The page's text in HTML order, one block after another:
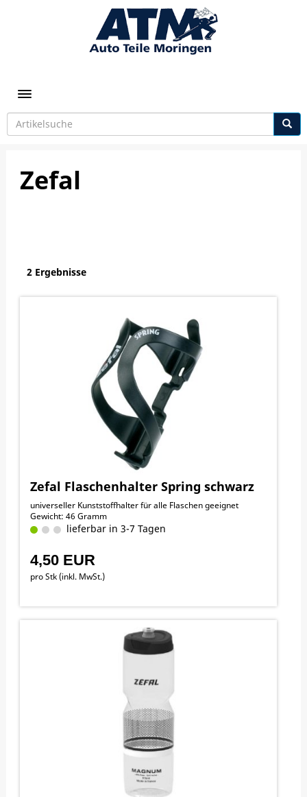
Toggle navigation
Zefal
2 Ergebnisse
Zefal Flaschenhalter Spring schwarz
universeller Kunststoffhalter für alle Flaschen geeignet
Gewicht: 46 Gramm
lieferbar in 3-7 Tagen
4,50 EUR
pro Stk (inkl. MwSt.)